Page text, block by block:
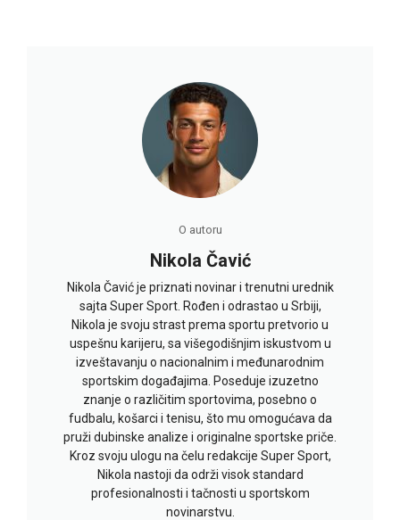
O autoru
Nikola Čavić
Nikola Čavić je priznati novinar i trenutni urednik
sajta Super Sport. Rođen i odrastao u Srbiji,
Nikola je svoju strast prema sportu pretvorio u
uspešnu karijeru, sa višegodišnjim iskustvom u
izveštavanju o nacionalnim i međunarodnim
sportskim događajima. Poseduje izuzetno
znanje o različitim sportovima, posebno o
fudbalu, košarci i tenisu, što mu omogućava da
pruži dubinske analize i originalne sportske priče.
Kroz svoju ulogu na čelu redakcije Super Sport,
Nikola nastoji da održi visok standard
profesionalnosti i tačnosti u sportskom
novinarstvu.